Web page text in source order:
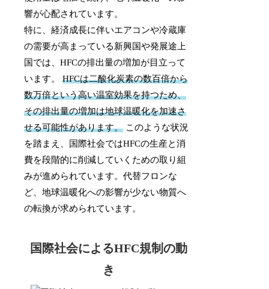
響が心配されています。
特に、経済成長に伴いエアコンや冷蔵庫
の需要が高まっている新興国や発展途上
国では、HFCの排出量の増加が目立って
います。HFCは二酸化炭素の数百倍から
数万倍という高い温室効果を持つため、
その排出量の増加は地球温暖化を加速さ
せる可能性があります。 このような状況
を踏まえ、国際社会ではHFCの生産と消
費を段階的に削減していくための取り組
みが進められています。代替フロンな
ど、地球温暖化への影響が少ない物質へ
の転換が求められています。
国際社会によるHFC規制の動
き